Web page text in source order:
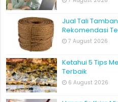
Jual Tali
Rekomendasi
7 August 2026
Ketahui 5 Tips
Terbaik
6 August 2026